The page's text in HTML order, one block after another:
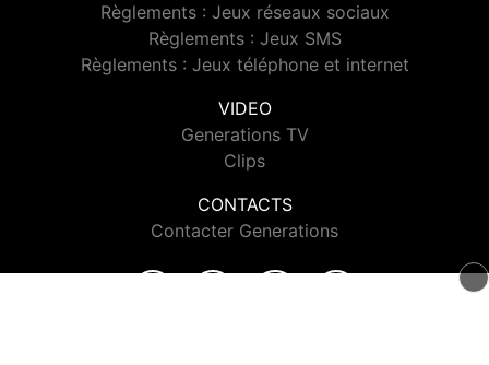
Règlements : Jeux réseaux sociaux
Règlements : Jeux SMS
Règlements : Jeux téléphone et internet
VIDEO
Generations TV
Clips
CONTACTS
Contacter Generations